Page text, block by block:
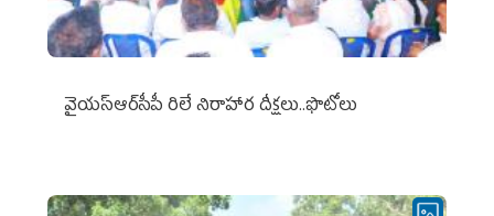
వైయ‌స్ఆర్‌సీపీ రిలే నిరాహార దీక్షలు..ఫొటోలు